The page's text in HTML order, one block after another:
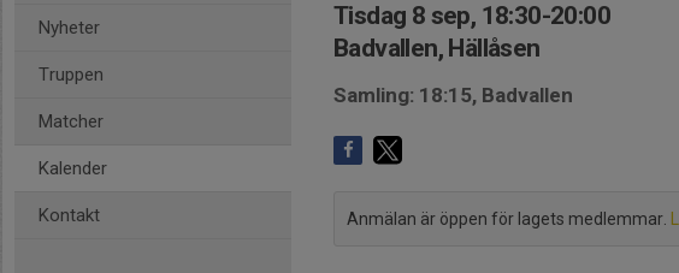
Nyheter
Truppen
Matcher
Kalender
Kontakt
Tisdag 8 sep, 18:30-20:00
Badvallen, Hällåsen
Samling: 18:15, Badvallen
Anmälan är öppen för lagets medlemmar.